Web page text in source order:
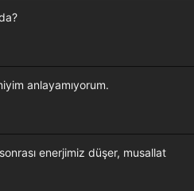
anlayamıyorum.
enerjimiz düşer, musallat